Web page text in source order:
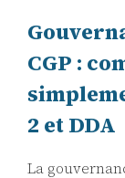
CGP :
2 et DDA
La